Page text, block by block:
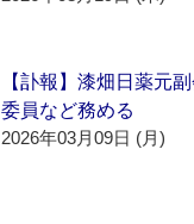
【訃報】漆畑日薬元
委員など務める
2026年03月09日 (月)